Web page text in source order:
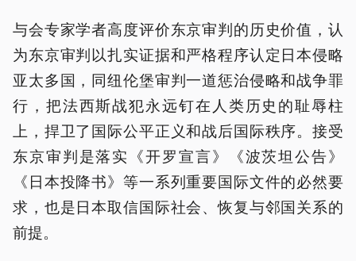
与会专家学者高度评价东京审判的历史价值，认
为东京审判以扎实证据和严格程序认定日本侵略
亚太多国，同纽伦堡审判一道惩治侵略和战争罪
行，把法西斯战犯永远钉在人类历史的耻辱柱
上，捍卫了国际公平正义和战后国际秩序。接受
东京审判是落实《开罗宣言》《波茨坦公告》
《日本投降书》等一系列重要国际文件的必然要
求，也是日本取信国际社会、恢复与邻国关系的
前提。